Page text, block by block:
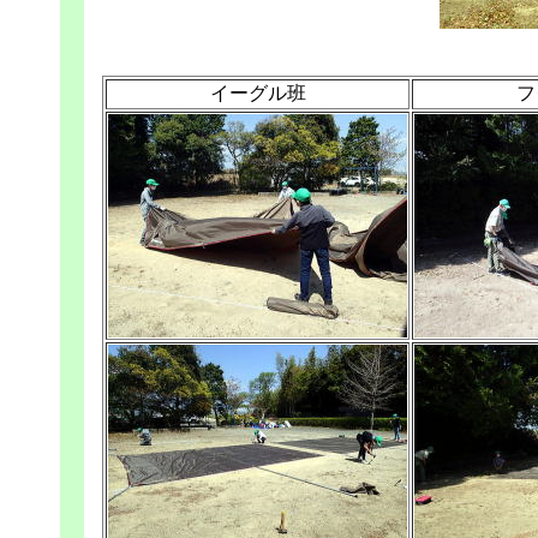
イーグル班